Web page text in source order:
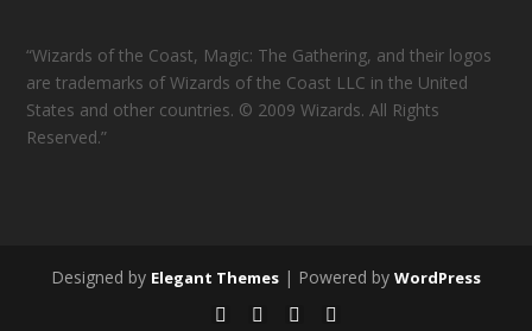
“Wizards of the Coast, Magic: The Gathering, and their logos
are trademarks of Wizards of the Coast LLC in the United
States and other countries. © 2009 Wizards. All Rights
Reserved.”
Designed by Elegant Themes | Powered by WordPress